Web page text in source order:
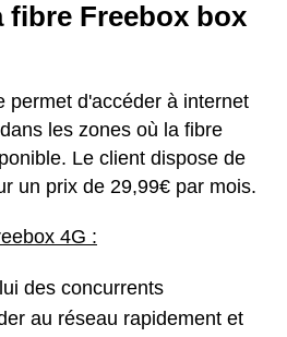
fibre Freebox box
permet d'accéder à internet
les zones où la fibre
Le client dispose de
un prix de 29,99€ par mois.
4G :
des concurrents
au réseau rapidement et